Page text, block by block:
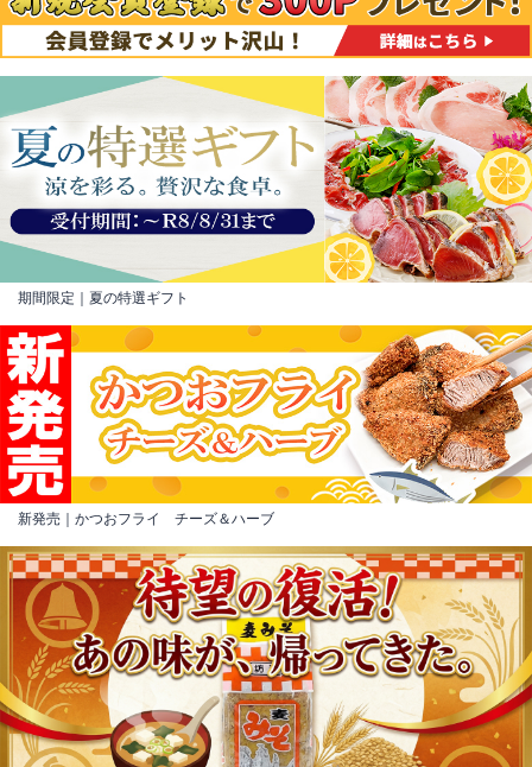
期間限定｜夏の特選ギフト
新発売｜かつおフライ チーズ＆ハーブ